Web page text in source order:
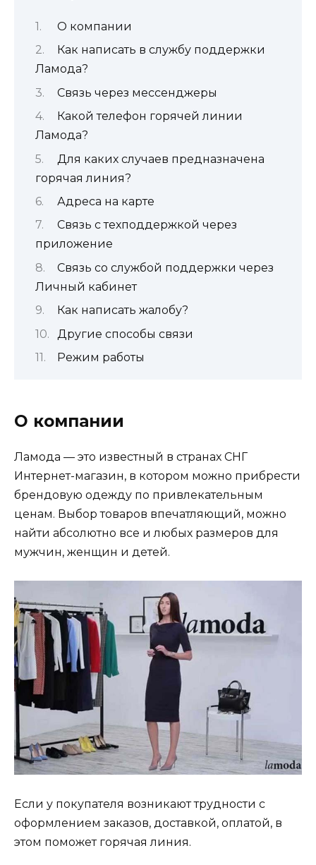
О компании
Как написать в службу поддержки
Ламода?
Связь через мессенджеры
Какой телефон горячей линии
Ламода?
Для каких случаев предназначена
горячая линия?
Адреса на карте
Связь с техподдержкой через
приложение
Связь со службой поддержки через
Личный кабинет
Как написать жалобу?
Другие способы связи
Режим работы
О компании
Ламода — это известный в странах СНГ
Интернет-магазин, в котором можно прибрести
брендовую одежду по привлекательным
ценам. Выбор товаров впечатляющий, можно
найти абсолютно все и любых размеров для
мужчин, женщин и детей.
Если у покупателя возникают трудности с
оформлением заказов, доставкой, оплатой, в
этом поможет горячая линия.